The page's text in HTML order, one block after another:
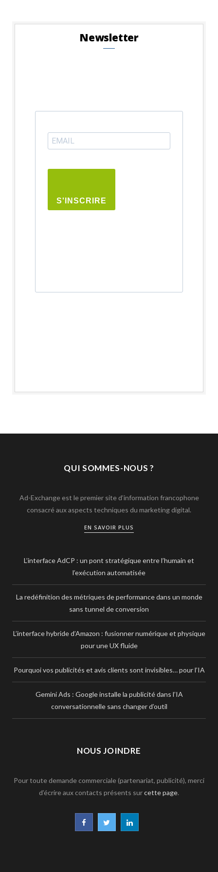
Newsletter
S'INSCRIRE
QUI SOMMES-NOUS ?
Ad-Exchange est le premier site d’information francophone
consacré aux aspects techniques du marketing digital.
EN SAVOIR PLUS
L’interface AdCP : un pont stratégique entre l’humain et
l’exécution automatisée
La redéfinition des métriques de performance dans un monde
sans tunnel de conversion
L’interface hybride d’Amazon : fusionner numérique et physique
pour une UX fluide
Pourquoi vos publicités et avis clients sont invisibles… pour l’IA
Gemini Ads : Google installe la publicité dans l’IA
conversationnelle sans changer d’outil
NOUS JOINDRE
Pour toute demande commerciale (partenariat, publicité), merci
d’écrire aux contacts présents surcette page.
F L